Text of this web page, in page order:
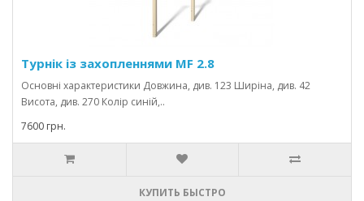
Турнік із захопленнями MF 2.8
Основні характеристики Довжина, див. 123 Ширіна, див. 42
Висота, див. 270 Колір синій,..
7600 грн.
КУПИТЬ БЫСТРО